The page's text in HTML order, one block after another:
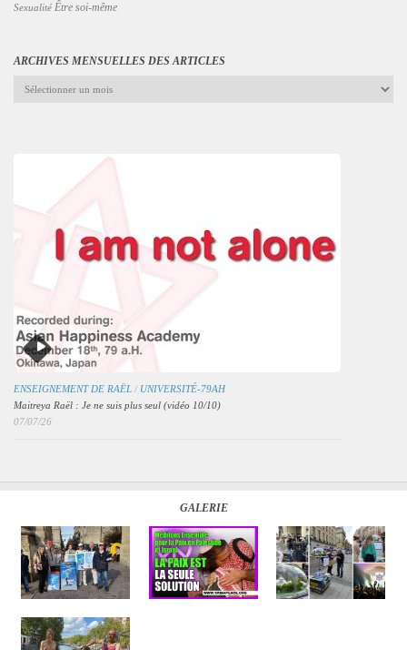
Sexualité Être soi-même
ARCHIVES MENSUELLES DES ARTICLES
Archives
ENSEIGNEMENT DE RAËL / UNIVERSITÉ-79AH
Maitreya Raël : Je ne suis plus seul (vidéo 10/10)
07/07/26
GALERIE